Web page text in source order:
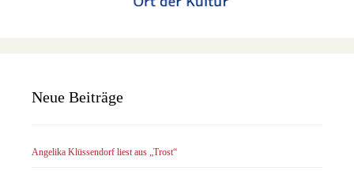
Neue Beiträge
Angelika Klüssendorf liest aus „Trost“